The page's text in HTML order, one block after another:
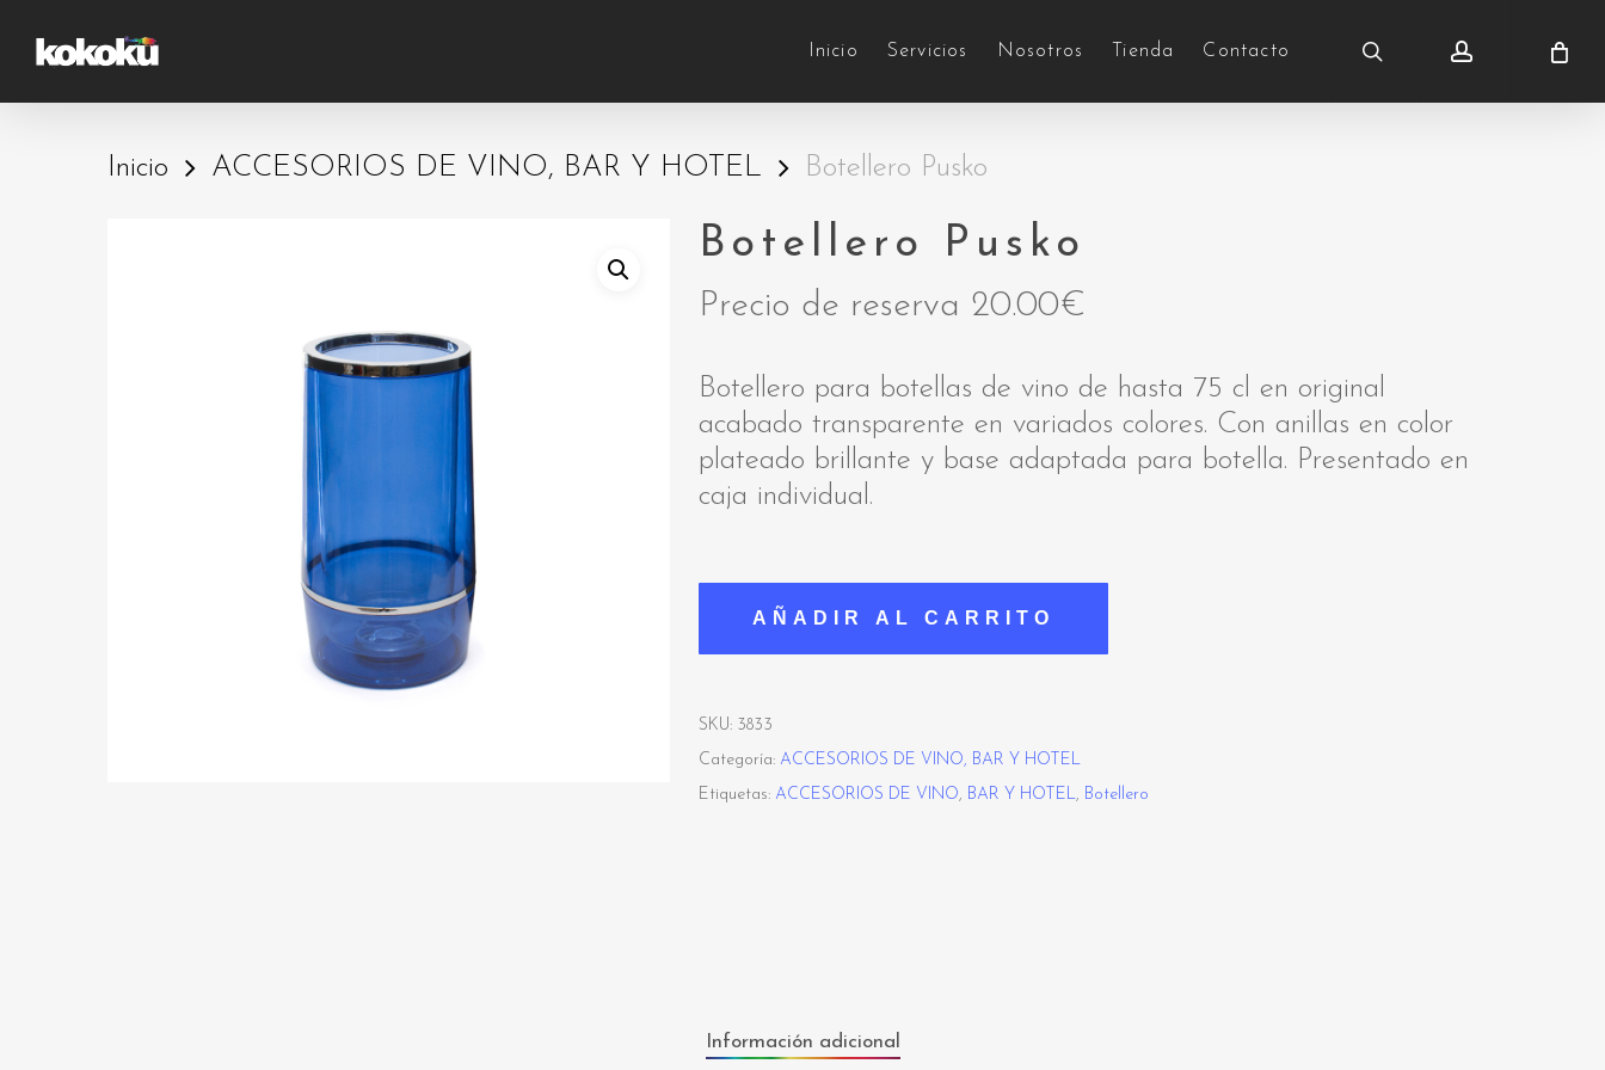
Inicio Servicios Nosotros Tienda Contacto
Inicio ACCESORIOS DE VINO, BAR Y HOTEL Botellero Pusko
Botellero Pusko
Precio de reserva 20.00€
Botellero para botellas de vino de hasta 75 cl en original
acabado transparente en variados colores. Con anillas en color
plateado brillante y base adaptada para botella. Presentado en
caja individual.
AÑADIR AL CARRITO
SKU: 3833
Categoría: ACCESORIOS DE VINO, BAR Y HOTEL
Etiquetas: ACCESORIOS DE VINO, BAR Y HOTEL, Botellero
Información adicional